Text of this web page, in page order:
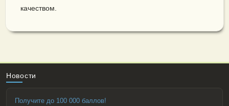
качеством.
Новости
Получите до 100 000 баллов!